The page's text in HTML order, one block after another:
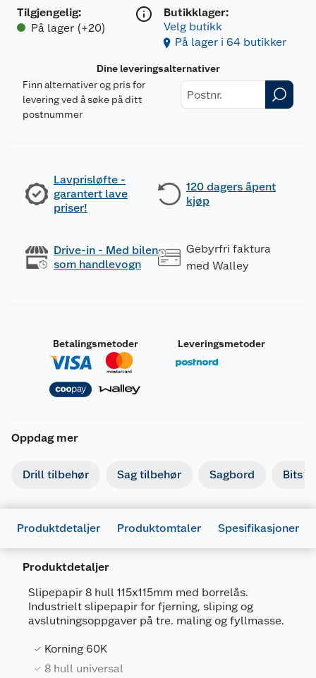
Tilgjengelig:
På lager (+20)
Butikklager:
Velg butikk
På lager i 64 butikker
Dine leveringsalternativer
Finn alternativer og pris for
levering ved å søke på ditt
postnummer
Lavprisløfte -
garantert lave
priser!
120 dagers åpent
kjøp
Drive-in - Med bilen
som handlevogn
Gebyrfri faktura
med Walley
Betalingsmetoder Leveringsmetoder
Oppdag mer
Drill tilbehør Sag tilbehør Sagbord Bits
Produktdetaljer Produktomtaler Spesifikasjoner
Produktdetaljer
Slipepapir 8 hull 115x115mm med borrelås.
Industrielt slipepapir for fjerning, sliping og
avslutningsoppgaver på tre. maling og fyllmasse.
Korning 60K
8 hull universal
Artikkelnummer